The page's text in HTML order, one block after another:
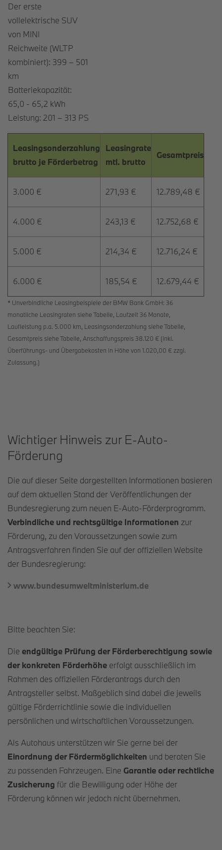
Der erste
vollelektrische SUV
von MINI
Reichweite (WLTP
kombiniert): 399 – 501
km
Batteriekapazität:
65,0 - 65,2 kWh
Leistung: 201 – 313 PS
Leasingsonderzahlung
brutto je Förderbetrag
Leasingrate
mtl. brutto
Gesamtpreis
3.000 € 271,93 € 12.789,48 €
4.000 € 243,13 € 12.752,68 €
5.000 € 214,34 € 12.716,24 €
6.000 € 185,54 € 12.679,44 €
* Unverbindliche Leasingbeispiele der BMW Bank GmbH: 36
monatliche Leasingraten siehe Tabelle, Laufzeit 36 Monate,
Laufleistung p.a. 5.000 km, Leasingsonderzahlung siehe Tabelle,
Gesamtpreis siehe Tabelle, Anschaffungspreis 38.120 € (inkl.
Überführungs- und Übergabekosten in Höhe von 1.020,00 € zzgl.
Zulassung.)
Wichtiger Hinweis zur E-Auto-
Förderung
Die auf dieser Seite dargestellten Informationen basieren
auf dem aktuellen Stand der Veröffentlichungen der
Bundesregierung zum neuen E-Auto-Förderprogramm.
Verbindliche und rechtsgültige Informationen zur
Förderung, zu den Voraussetzungen sowie zum
Antragsverfahren finden Sie auf der offiziellen Website
der Bundesregierung:
www.bundesumweltministerium.de
Bitte beachten Sie:
Die endgültige Prüfung der Förderberechtigung sowie
der konkreten Förderhöhe erfolgt ausschließlich im
Rahmen des offiziellen Förderantrags durch den
Antragsteller selbst. Maßgeblich sind dabei die jeweils
gültige Förderrichtlinie sowie die individuellen
persönlichen und wirtschaftlichen Voraussetzungen.
Als Autohaus unterstützen wir Sie gerne bei der
Einordnung der Fördermöglichkeiten und beraten Sie
zu passenden Fahrzeugen. Eine Garantie oder rechtliche
Zusicherung für die Bewilligung oder Höhe der
Förderung können wir jedoch nicht übernehmen.